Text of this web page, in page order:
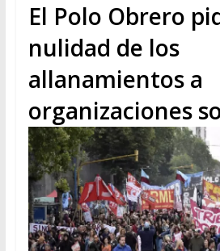
El Polo Obrero
nulidad de los
allanamientos a
organizaciones